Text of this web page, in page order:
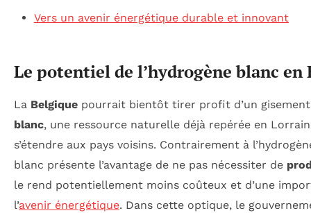
Vers un avenir énergétique durable et innovant
Le potentiel de l’hydrogène blanc en
La Belgique pourrait bientôt tirer profit d’un
blanc, une ressource naturelle déjà repérée en
s’étendre aux pays voisins. Contrairement à
blanc présente l’avantage de ne pas nécessiter de
le rend potentiellement moins coûteux et d’une
l’avenir énergétique. Dans cette optique, le